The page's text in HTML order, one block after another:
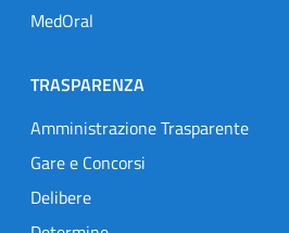
MedOral
TRASPARENZA
Amministrazione Trasparente
Gare e Concorsi
Delibere